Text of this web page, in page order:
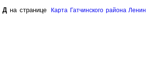
Дна странице Карта Гатчинского района